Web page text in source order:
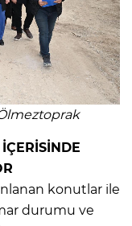
konutlar ile
durumu ve